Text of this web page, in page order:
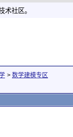
术社区。
> 数学建模专区